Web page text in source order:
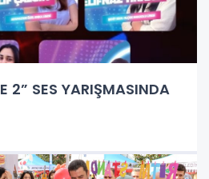
2” SES YARIŞMASINDA